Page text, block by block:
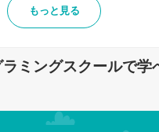
タイルを確認する
ルや目的に合ったプログラミ
もっと見る
ミングスクールで学